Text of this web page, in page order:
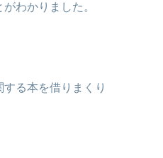
わかりました。
る本を借りまくり